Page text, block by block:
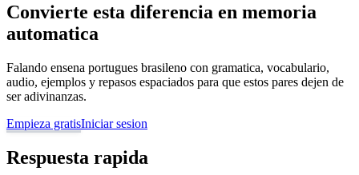
Convierte esta diferencia en memoria
automatica
Falando ensena portugues brasileno con gramatica, vocabulario,
audio, ejemplos y repasos espaciados para que estos pares dejen de
ser adivinanzas.
Empieza gratisIniciar sesion
Respuesta rapida